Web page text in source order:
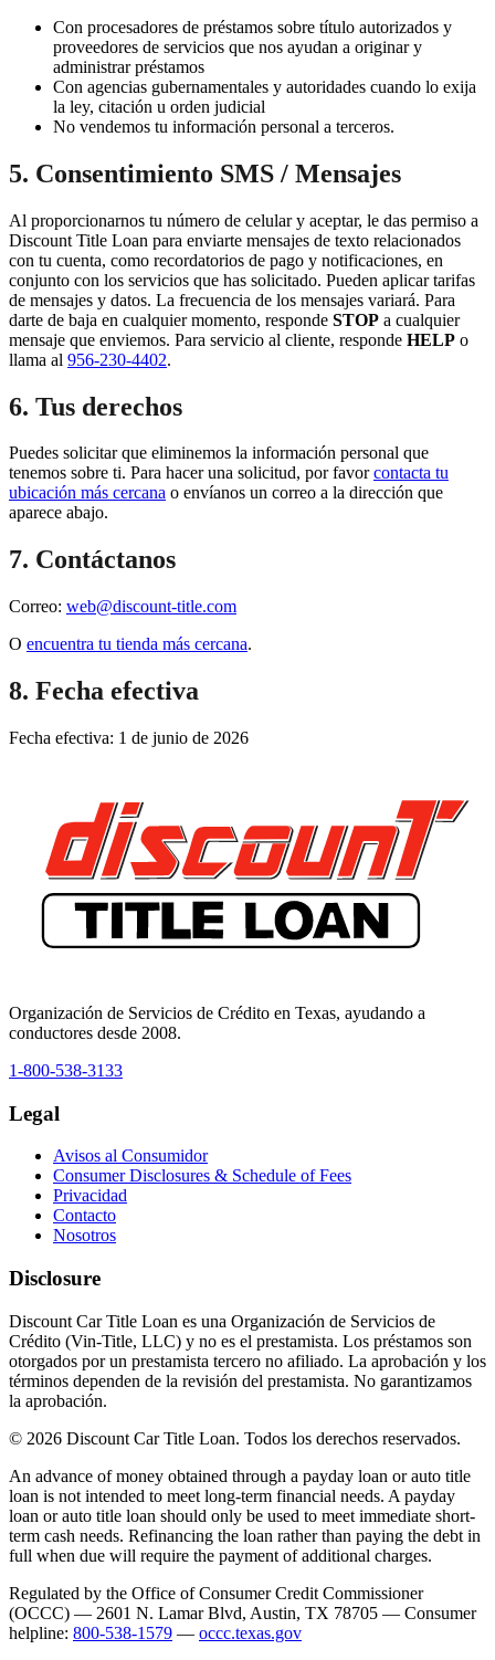
Con procesadores de préstamos sobre título autorizados y
proveedores de servicios que nos ayudan a originar y
administrar préstamos
Con agencias gubernamentales y autoridades cuando lo exija
la ley, citación u orden judicial
No vendemos tu información personal a terceros.
5. Consentimiento SMS / Mensajes
Al proporcionarnos tu número de celular y aceptar, le das permiso a
Discount Title Loan para enviarte mensajes de texto relacionados
con tu cuenta, como recordatorios de pago y notificaciones, en
conjunto con los servicios que has solicitado. Pueden aplicar tarifas
de mensajes y datos. La frecuencia de los mensajes variará. Para
darte de baja en cualquier momento, responde STOP a cualquier
mensaje que enviemos. Para servicio al cliente, responde HELP o
llama al 956-230-4402.
6. Tus derechos
Puedes solicitar que eliminemos la información personal que
tenemos sobre ti. Para hacer una solicitud, por favor contacta tu
ubicación más cercana o envíanos un correo a la dirección que
aparece abajo.
7. Contáctanos
Correo: web@discount-title.com
O encuentra tu tienda más cercana.
8. Fecha efectiva
Fecha efectiva: 1 de junio de 2026
Organización de Servicios de Crédito en Texas, ayudando a
conductores desde 2008.
1-800-538-3133
Legal
Avisos al Consumidor
Consumer Disclosures & Schedule of Fees
Privacidad
Contacto
Nosotros
Disclosure
Discount Car Title Loan es una Organización de Servicios de
Crédito (Vin-Title, LLC) y no es el prestamista. Los préstamos son
otorgados por un prestamista tercero no afiliado. La aprobación y los
términos dependen de la revisión del prestamista. No garantizamos
la aprobación.
© 2026 Discount Car Title Loan. Todos los derechos reservados.
An advance of money obtained through a payday loan or auto title
loan is not intended to meet long-term financial needs. A payday
loan or auto title loan should only be used to meet immediate short-
term cash needs. Refinancing the loan rather than paying the debt in
full when due will require the payment of additional charges.
Regulated by the Office of Consumer Credit Commissioner
(OCCC) — 2601 N. Lamar Blvd, Austin, TX 78705 — Consumer
helpline: 800-538-1579 — occc.texas.gov